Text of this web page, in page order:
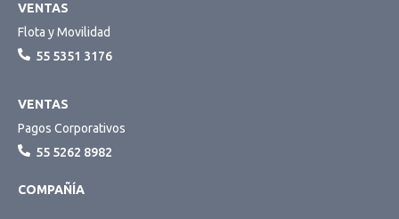
VENTAS
Flota y Movilidad
55 5351 3176
VENTAS
Pagos Corporativos
55 5262 8982
COMPAÑÍA